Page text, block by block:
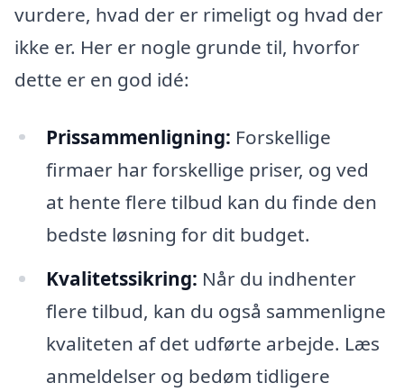
vurdere, hvad der er rimeligt og hvad der
ikke er. Her er nogle grunde til, hvorfor
dette er en god idé:
Prissammenligning: Forskellige
firmaer har forskellige priser, og ved
at hente flere tilbud kan du finde den
bedste løsning for dit budget.
Kvalitetssikring: Når du indhenter
flere tilbud, kan du også sammenligne
kvaliteten af det udførte arbejde. Læs
anmeldelser og bedøm tidligere